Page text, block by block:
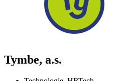
Tymbe, a.s.